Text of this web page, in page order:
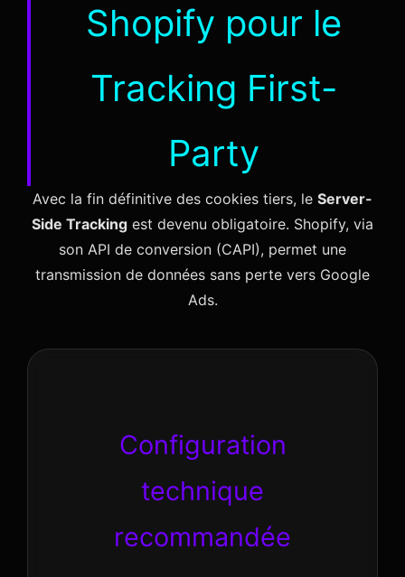
Shopify pour le
Tracking First-
Party
Avec la fin définitive des cookies tiers, le Server-
Side Tracking est devenu obligatoire. Shopify, via
son API de conversion (CAPI), permet une
transmission de données sans perte vers Google
Ads.
Configuration
technique
recommandée